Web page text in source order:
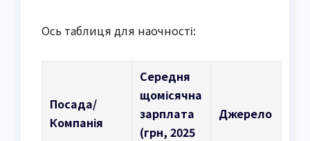
Ось таблиця для наочності:
Посада/
Компанія
Середня
щомісячна
зарплата
(грн, 2025
Джерело